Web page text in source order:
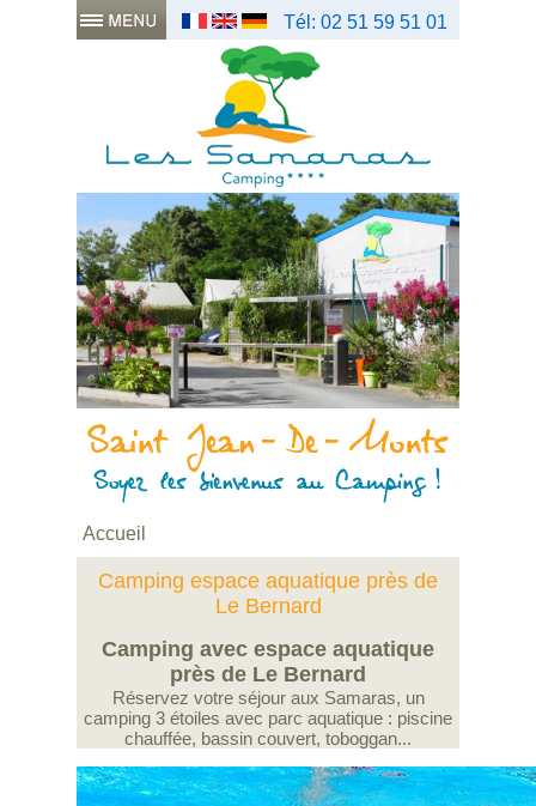
Tél: 02 51 59 51 01
Accueil
Camping espace aquatique près de
Le Bernard
Camping avec espace aquatique
près de Le Bernard
Réservez votre séjour aux Samaras, un
camping 3 étoiles avec parc aquatique : piscine
chauffée, bassin couvert, toboggan...